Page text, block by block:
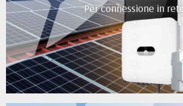
Per connessione in
•
•